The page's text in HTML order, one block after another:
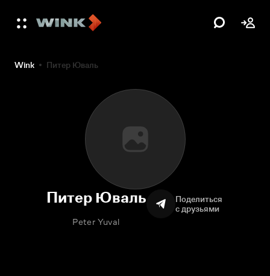
Wink Питер Юваль
Питер Юваль
Peter Yuval
Поделиться
с друзьями